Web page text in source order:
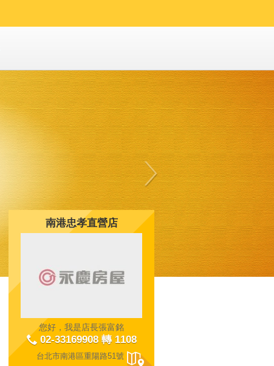
南港忠孝直營店
您好，我是店長張富銘
02-33169908 轉 1108
台北市南港區重陽路51號